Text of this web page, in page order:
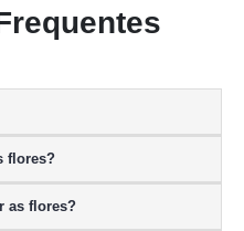
flores?
as flores?